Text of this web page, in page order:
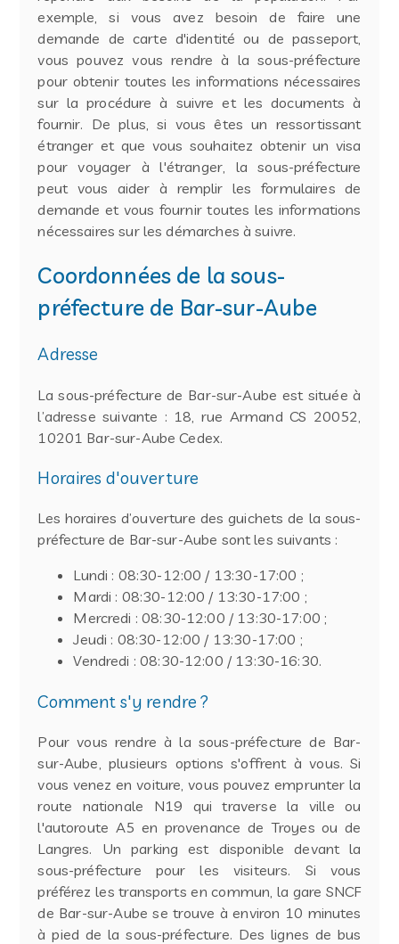
exemple, si vous avez besoin de faire une
demande de carte d'identité ou de passeport,
vous pouvez vous rendre à la sous-préfecture
pour obtenir toutes les informations nécessaires
sur la procédure à suivre et les documents à
fournir. De plus, si vous êtes un ressortissant
étranger et que vous souhaitez obtenir un visa
pour voyager à l'étranger, la sous-préfecture
peut vous aider à remplir les formulaires de
demande et vous fournir toutes les informations
nécessaires sur les démarches à suivre.
Coordonnées de la sous-
préfecture de Bar-sur-Aube
Adresse
La sous-préfecture de Bar-sur-Aube est située à
l’adresse suivante : 18, rue Armand CS 20052,
10201 Bar-sur-Aube Cedex.
Horaires d'ouverture
Les horaires d’ouverture des guichets de la sous-
préfecture de Bar-sur-Aube sont les suivants :
Lundi : 08:30-12:00 / 13:30-17:00 ;
Mardi : 08:30-12:00 / 13:30-17:00 ;
Mercredi : 08:30-12:00 / 13:30-17:00 ;
Jeudi : 08:30-12:00 / 13:30-17:00 ;
Vendredi : 08:30-12:00 / 13:30-16:30.
Comment s'y rendre ?
Pour vous rendre à la sous-préfecture de Bar-
sur-Aube, plusieurs options s'offrent à vous. Si
vous venez en voiture, vous pouvez emprunter la
route nationale N19 qui traverse la ville ou
l'autoroute A5 en provenance de Troyes ou de
Langres. Un parking est disponible devant la
sous-préfecture pour les visiteurs. Si vous
préférez les transports en commun, la gare SNCF
de Bar-sur-Aube se trouve à environ 10 minutes
à pied de la sous-préfecture. Des lignes de bus